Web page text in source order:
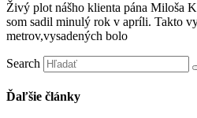
Živý plot nášho klienta pána Miloša
som sadil minulý rok v apríli. Takto
metrov,vysadených bolo
Search
Ďaľšie články